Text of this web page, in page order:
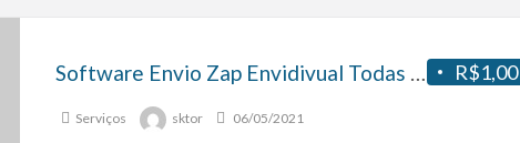
R$1,00
Serviços sktor 06/05/2021